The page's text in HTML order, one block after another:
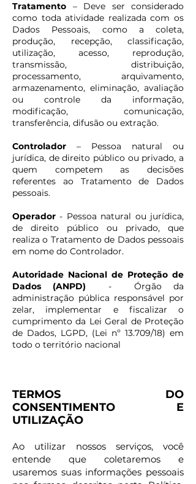
Tratamento – Deve ser considerado
como toda atividade realizada com os
Dados Pessoais, como a coleta,
produção, recepção, classificação,
utilização, acesso, reprodução,
transmissão, distribuição,
processamento, arquivamento,
armazenamento, eliminação, avaliação
ou controle da informação,
modificação, comunicação,
transferência, difusão ou extração.
Controlador – Pessoa natural ou
jurídica, de direito público ou privado, a
quem competem as decisões
referentes ao Tratamento de Dados
pessoais.
Operador- Pessoa natural ou jurídica,
de direito público ou privado, que
realiza o Tratamento de Dados pessoais
em nome do Controlador.
Autoridade Nacional de Proteção de
Dados (ANPD) - Órgão da
administração pública responsável por
zelar, implementar e fiscalizar o
cumprimento da Lei Geral de Proteção
de Dados, LGPD, (Lei nº 13.709/18) em
todo o território nacional
TERMOS DO
CONSENTIMENTO E
UTILIZAÇÃO
Ao utilizar nossos serviços, você
entende que coletaremos e
usaremos suas informações pessoais